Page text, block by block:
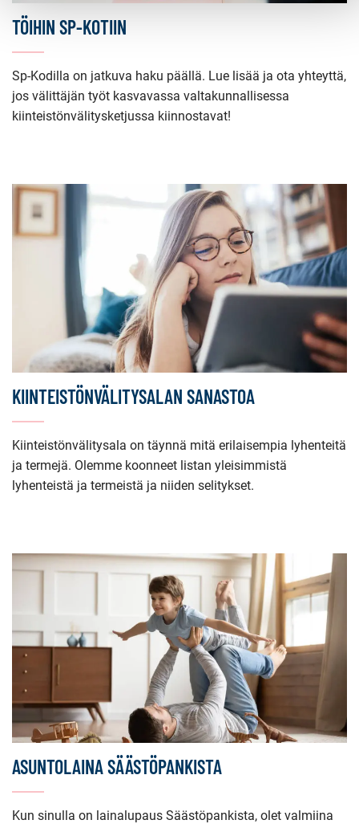
TÖIHIN SP-KOTIIN
Sp-Kodilla on jatkuva haku päällä. Lue lisää ja ota yhteyttä,
jos välittäjän työt kasvavassa valtakunnallisessa
kiinteistönvälitysketjussa kiinnostavat!
KIINTEISTÖNVÄLITYSALAN SANASTOA
Kiinteistönvälitysala on täynnä mitä erilaisempia lyhenteitä
ja termejä. Olemme koonneet listan yleisimmistä
lyhenteistä ja termeistä ja niiden selitykset.
ASUNTOLAINA SÄÄSTÖPANKISTA
Kun sinulla on lainalupaus Säästöpankista, olet valmiina